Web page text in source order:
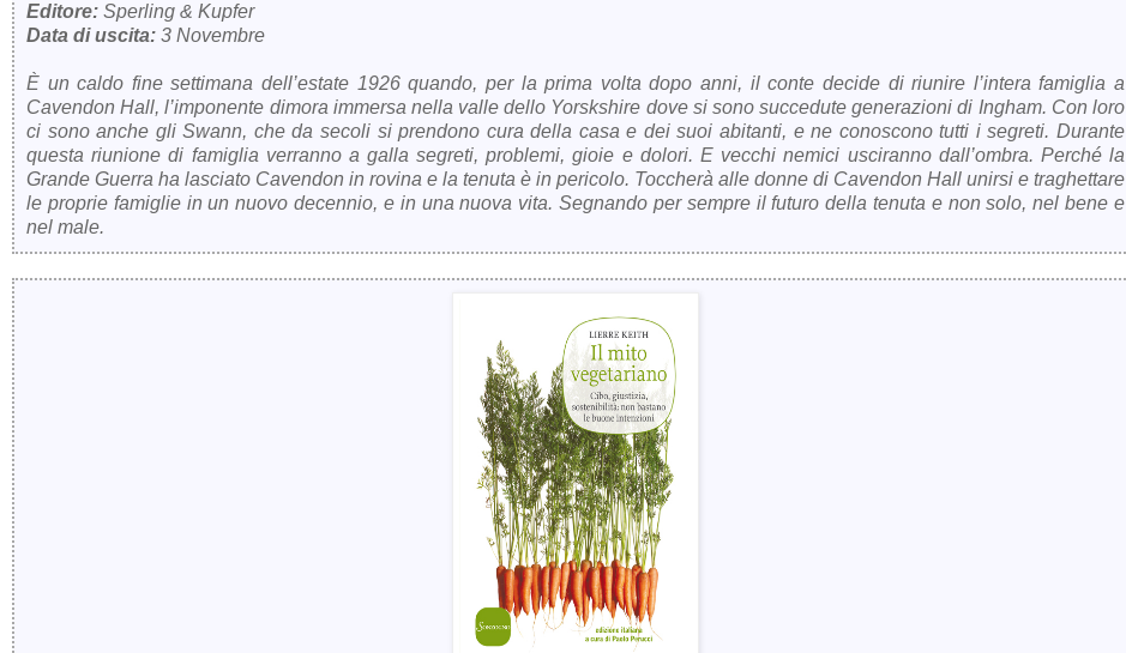
Editore: Sperling & Kupfer
Data di uscita: 3 Novembre
È un caldo fine settimana dell’estate 1926 quando, per la prima volta dopo anni, il conte decide di riunire l’intera famiglia a
Cavendon Hall, l’imponente dimora immersa nella valle dello Yorskshire dove si sono succedute generazioni di Ingham. Con loro
ci sono anche gli Swann, che da secoli si prendono cura della casa e dei suoi abitanti, e ne conoscono tutti i segreti. Durante
questa riunione di famiglia verranno a galla segreti, problemi, gioie e dolori. E vecchi nemici usciranno dall’ombra. Perché la
Grande Guerra ha lasciato Cavendon in rovina e la tenuta è in pericolo. Toccherà alle donne di Cavendon Hall unirsi e traghettare
le proprie famiglie in un nuovo decennio, e in una nuova vita. Segnando per sempre il futuro della tenuta e non solo, nel bene e
nel male.